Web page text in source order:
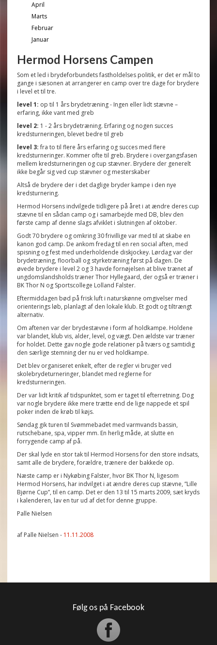
April
Marts
Februar
Januar
Hermod Horsens Campen
Som et led i brydeforbundets fastholdelses politik, er det er mål to
gange i sæsonen at arrangerer en camp over tre dage for brydere
i level et til tre.
level 1: op til 1 års brydetræning - Ingen eller lidt stævne –
erfaring, ikke vant med greb
level 2: 1 - 2 års brydetræning. Erfaring og nogen succes
kredsturneringen, blevet bedre til greb
level 3:fra to til flere års erfaring og succes med flere
kredsturneringer. Kommer ofte til greb. Brydere i overgangsfasen
mellem kredsturneringen og cup stævner. Brydere der generelt
ikke begår sig ved cup stævner og mesterskaber
Altså de brydere der i det daglige bryder kampe i den nye
kredsturnering.
Hermod Horsens indvilgede tidligere på året i at ændre deres cup
stævne til en sådan camp og i samarbejde med DB, blev den
første camp af denne slags afviklet i slutningen af oktober.
Godt 70 brydere og omkring 30 frivillige var med til at skabe en
kanon god camp. De ankom fredag til en ren social aften, med
spisning og fest med underholdende diskjockey. Lørdag var der
brydetræning, floorball og styrketræning først på dagen. De
øvede brydere i level 2 og 3 havde fornøjelsen at blive trænet af
ungdomslandsholds træner Thor Hyllegaard, der også er træner i
BK Thor N og Sportscollege Lolland Falster.
Eftermiddagen bød på frisk luft i naturskønne omgivelser med
orienterings løb, planlagt af den lokale klub. Et godt og tiltrængt
alternativ.
Om aftenen var der brydestævne i form af holdkampe. Holdene
var blandet, klub vis, alder, level, og vægt. Den ældste var træner
for holdet. Dette gav nogle gode relationer på tværs og samtidig
den særlige stemning der nu er ved holdkampe.
Det blev organiseret enkelt, efter de regler vi bruger ved
skolebrydeturneringer, blandet med reglerne for
kredsturneringen.
Der var lidt kritik af tidspunktet, som er taget til efterretning. Dog
var nogle brydere ikke mere trætte end de lige nappede et spil
poker inden de krøb til køjs.
Søndag gik turen til Svømmebadet med varmvands bassin,
rutschebane, spa, vipper mm. En herlig måde, at slutte en
forrygende camp af på.
Der skal lyde en stor tak til Hermod Horsens for den store indsats,
samt alle de brydere, forældre, trænere der bakkede op.
Næste camp er i Nykøbing Falster, hvor BK Thor N, ligesom
Hermod Horsens, har indvilget i at ændre deres cup stævne, ”Lille
Bjørne Cup”, til en camp. Det er den 13 til 15 marts 2009, sæt kryds
i kalenderen, lav en tur ud af det for denne gruppe.
Palle Nielsen
af Palle Nielsen - 11.11.2008
Følg os på Facebook